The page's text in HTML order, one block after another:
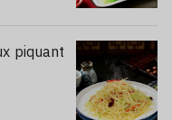
piquant